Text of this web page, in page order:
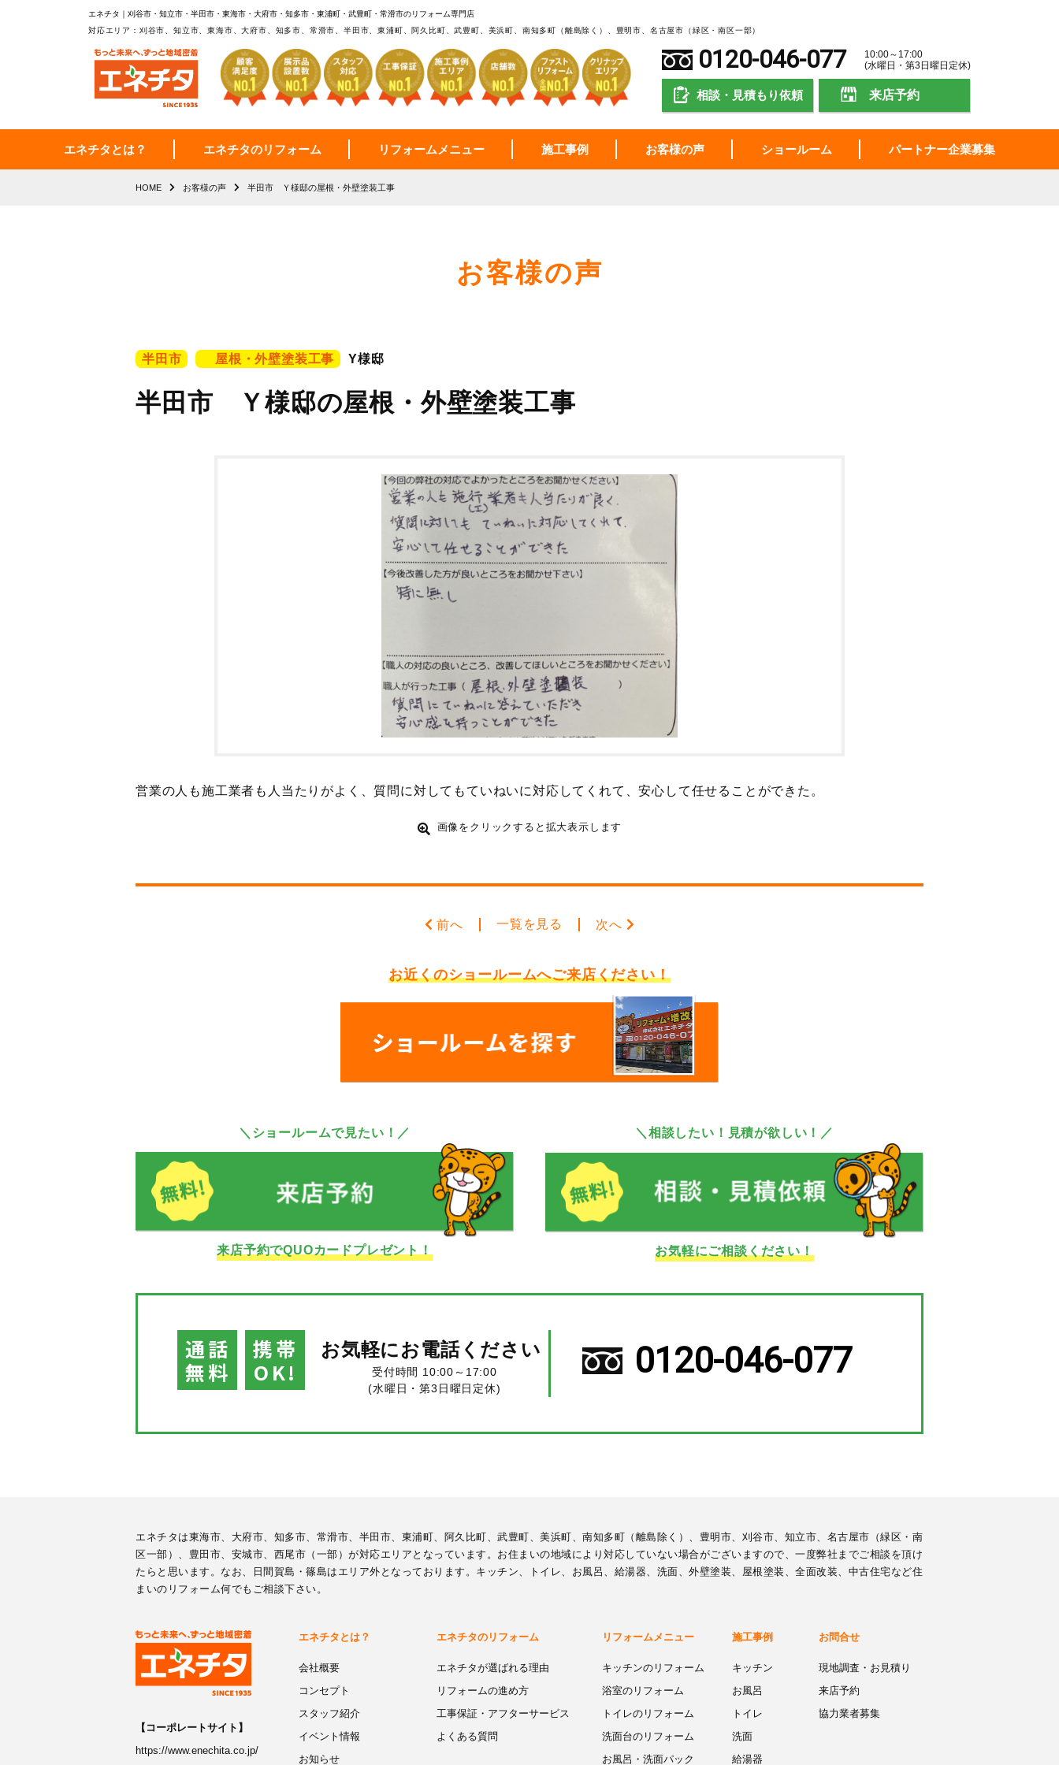
エネチタ｜刈谷市・知立市・半田市・東海市・大府市・知多市・東浦町・武豊町・常滑市のリフォーム専門店
対応エリア：刈谷市、知立市、東海市、大府市、知多市、常滑市、半田市、東浦町、阿久比町、武豊町、美浜町、南知多町（離島除く）、豊明市、名古屋市（緑区・南区一部）
0120-046-077
10:00～17:00
(水曜日・第3日曜日定休)
相談・見積もり依頼 来店予約
エネチタとは？ エネチタのリフォーム リフォームメニュー 施工事例 お客様の声 ショールーム パートナー企業募集
HOME お客様の声 半田市 Ｙ様邸の屋根・外壁塗装工事
お客様の声
半田市 屋根・外壁塗装工事 Y様邸
半田市 Ｙ様邸の屋根・外壁塗装工事
営業の人も施工業者も人当たりがよく、質問に対してもていねいに対応してくれて、安心して任せることができた。
画像をクリックすると拡大表示します
前へ 一覧を見る 次へ
お近くのショールームへご来店ください！
＼ショールームで見たい！／
来店予約でQUOカードプレゼント！
＼相談したい！見積が欲しい！／
お気軽にご相談ください！
通話
無料
携帯
OK!
お気軽にお電話ください
受付時間 10:00～17:00
(水曜日・第3日曜日定休)
0120-046-077
エネチタは東海市、大府市、知多市、常滑市、半田市、東浦町、阿久比町、武豊町、美浜町、南知多町（離島除く）、豊明市、刈谷市、知立市、名古屋市（緑区・南
区一部）、豊田市、安城市、西尾市（一部）が対応エリアとなっています。お住まいの地域により対応していない場合がございますので、一度弊社までご相談を頂け
たらと思います。なお、日間賀島・篠島はエリア外となっております。キッチン、トイレ、お風呂、給湯器、洗面、外壁塗装、屋根塗装、全面改装、中古住宅など住
まいのリフォーム何でもご相談下さい。
【コーポレートサイト】
https://www.enechita.co.jp/
エネチタとは？
会社概要
コンセプト
スタッフ紹介
イベント情報
お知らせ
エネチタのリフォーム
エネチタが選ばれる理由
リフォームの進め方
工事保証・アフターサービス
よくある質問
リフォームメニュー
キッチンのリフォーム
浴室のリフォーム
トイレのリフォーム
洗面台のリフォーム
お風呂・洗面パック
施工事例
キッチン
お風呂
トイレ
洗面
給湯器
お問合せ
現地調査・お見積り
来店予約
協力業者募集